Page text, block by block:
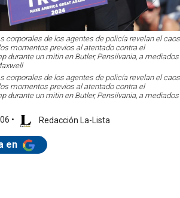
corporales de los agentes de policía revelan el caos
momentos previos al atentado contra el
durante un mitin en Butler, Pensilvania, a mediados
corporales de los agentes de policía revelan el caos
momentos previos al atentado contra el
durante un mitin en Butler, Pensilvania, a mediados
• Redacción La-Lista
en